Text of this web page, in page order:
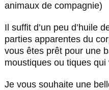
animaux de compagnie)
Il suffit d’un peu d’huile
parties apparentes du
vous êtes prêt pour une
moustiques ou tiques
Je vous souhaite une